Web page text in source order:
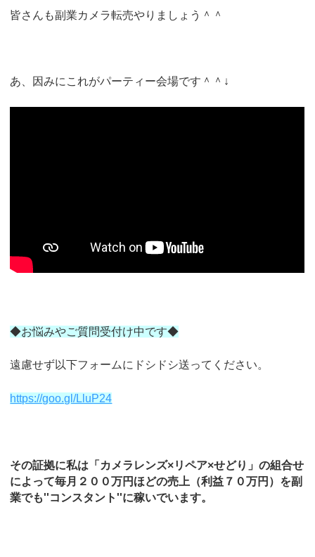
皆さんも副業カメラ転売やりましょう＾＾
あ、因みにこれがパーティー会場です＾＾↓
◆お悩みやご質問受付け中です◆
遠慮せず以下フォームにドシドシ送ってください。
https://goo.gl/LluP24
その証拠に私は「カメラレンズ×リペア×せどり」の組合せ
によって毎月２００万円ほどの売上（利益７０万円）を副
業でも''コンスタント''に稼いでいます。